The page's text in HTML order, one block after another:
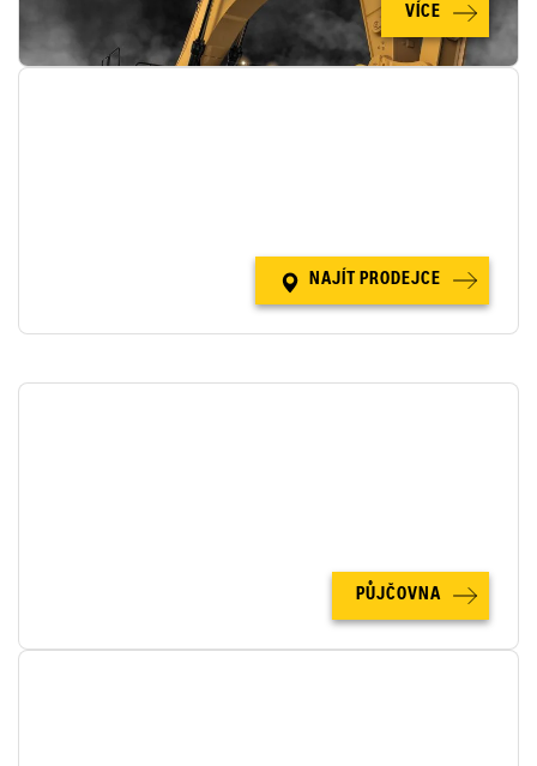
VÍCE
NAJÍT PRODEJCE
PŮJČOVNA